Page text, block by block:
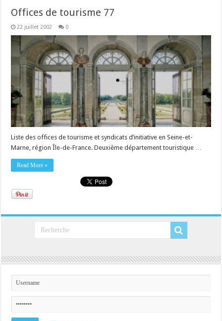
Offices de tourisme 77
22 juillet 2002 0
Liste des offices de tourisme et syndicats d’initiative en Seine-et-
Marne, région Île-de-France. Deuxième département touristique …
Read More »